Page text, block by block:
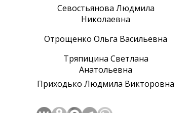
Севостьянова Людмила
Николаевна
Отрощенко Ольга Васильевна
Тряпицина Светлана
Анатольевна
Приходько Людмила Викторовна